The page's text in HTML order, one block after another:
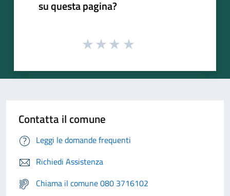
su questa pagina?
Contatta il comune
Leggi le domande frequenti
Richiedi Assistenza
Chiama il comune 080 3716102